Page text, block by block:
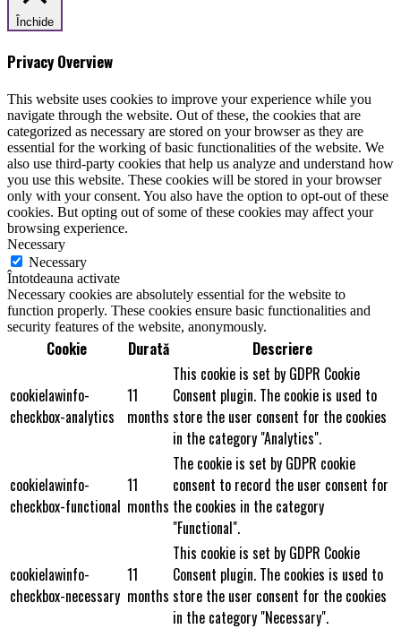
Închide
Privacy Overview
This website uses cookies to improve your experience while you
navigate through the website. Out of these, the cookies that are
categorized as necessary are stored on your browser as they are
essential for the working of basic functionalities of the website. We
also use third-party cookies that help us analyze and understand how
you use this website. These cookies will be stored in your browser
only with your consent. You also have the option to opt-out of these
cookies. But opting out of some of these cookies may affect your
browsing experience.
Necessary
Necessary
Întotdeauna activate
Necessary cookies are absolutely essential for the website to
function properly. These cookies ensure basic functionalities and
security features of the website, anonymously.
Cookie Durată Descriere
cookielawinfo-
checkbox-analytics
11
months
This cookie is set by GDPR Cookie
Consent plugin. The cookie is used to
store the user consent for the cookies
in the category "Analytics".
cookielawinfo-
checkbox-functional
11
months
The cookie is set by GDPR cookie
consent to record the user consent for
the cookies in the category
"Functional".
cookielawinfo-
checkbox-necessary
11
months
This cookie is set by GDPR Cookie
Consent plugin. The cookies is used to
store the user consent for the cookies
in the category "Necessary".